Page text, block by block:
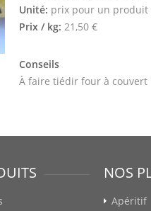
Unité: prix pour un produit
Prix / kg: 21,50 €
Conseils
À faire tiédir four à couvert
NOS
Apéritif